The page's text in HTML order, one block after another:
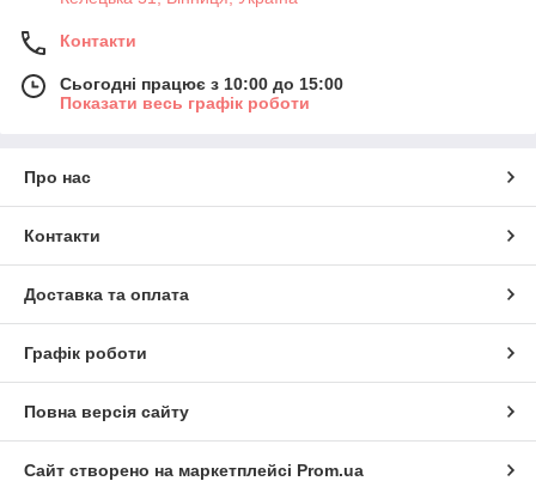
Контакти
Сьогодні працює з 10:00 до 15:00
Показати весь графік роботи
Про нас
Контакти
Доставка та оплата
Графік роботи
Повна версія сайту
Сайт створено на маркетплейсі Prom.ua